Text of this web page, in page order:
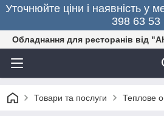
Уточнюйте ціни і наявність у
398 63 53
Обладнання для ресторанів від
Товари та послуги Теплове